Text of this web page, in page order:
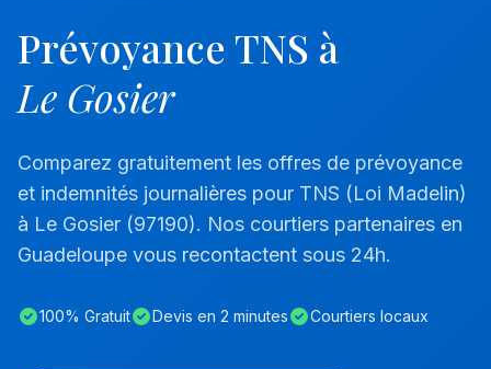
Prévoyance TNS à
Le Gosier
Comparez gratuitement les offres de prévoyance
et indemnités journalières pour TNS (Loi Madelin)
à Le Gosier (97190). Nos courtiers partenaires en
Guadeloupe vous recontactent sous 24h.
100% Gratuit Devis en 2 minutes Courtiers locaux